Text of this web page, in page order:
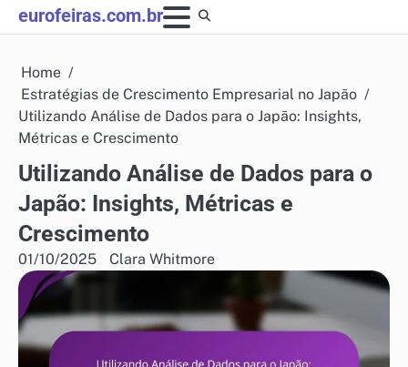
Skip
to
eurofeiras.com.br
Home
Estratégias de Crescimento Empresarial no Japão
Utilizando Análise de Dados para o Japão: Insights,
Métricas e Crescimento
Utilizando Análise de Dados para o
Japão: Insights, Métricas e
Crescimento
01/10/2025 Clara Whitmore